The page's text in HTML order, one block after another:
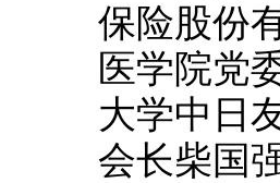
保险股份
医学院党
大学中日
会长柴国